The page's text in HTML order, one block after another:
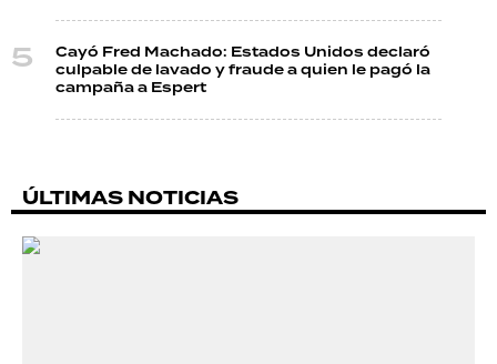
Cayó Fred Machado: Estados Unidos declaró
culpable de lavado y fraude a quien le pagó la
campaña a Espert
ÚLTIMAS NOTICIAS